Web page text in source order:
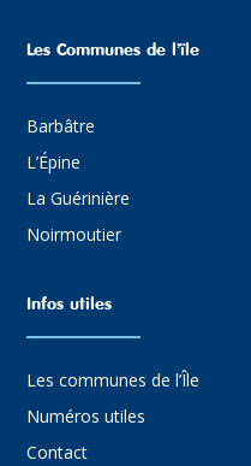
Les Communes de l’ïle
Barbâtre
L’Épine
La Guérinière
Noirmoutier
Infos utiles
Les communes de l’Île
Numéros utiles
Contact